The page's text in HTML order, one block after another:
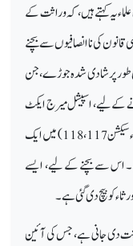
کہتے ہیں، کہ وراثت کے
قانون کی ناانصافیوں سے بچنے
طور پر شادی شدہ جوڑے، جن
کے لیے، اسپیشل میرج ایکٹ
کے تحت دوبارہ شادی کر رہے ہیں۔ شرعی قانون (محمڈن لاء سیکشن 117، 118) میں ایک
اس سے بچنے کے لیے، ایسے
کو بیچ دی گئی ہے۔
دی جانی ہے، جس کی آئین